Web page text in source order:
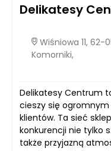
Delikatesy
Wiśniowa 11, 62-
Komorniki,
Delikatesy Centrum
cieszy się
klientów. Ta sieć
konkurencji nie tylko
także przyjazną